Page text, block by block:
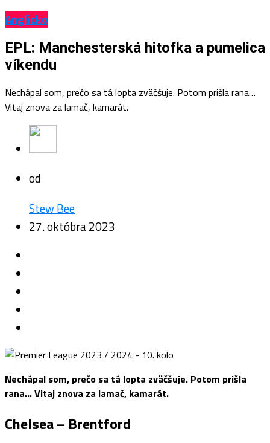
Anglicko
EPL: Manchesterská hitofka a pumelica
víkendu
Nechápal som, prečo sa tá lopta zväčšuje. Potom prišla rana…
Vitaj znova za lamač, kamarát.
od
Stew Bee
27. októbra 2023
Nechápal som, prečo sa tá lopta zväčšuje. Potom prišla
rana… Vitaj znova za lamač, kamarát.
Chelsea – Brentford